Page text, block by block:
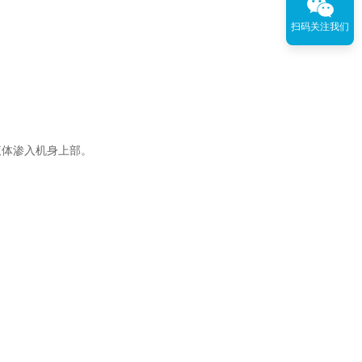
渗入机身上部。
扫码关注我们